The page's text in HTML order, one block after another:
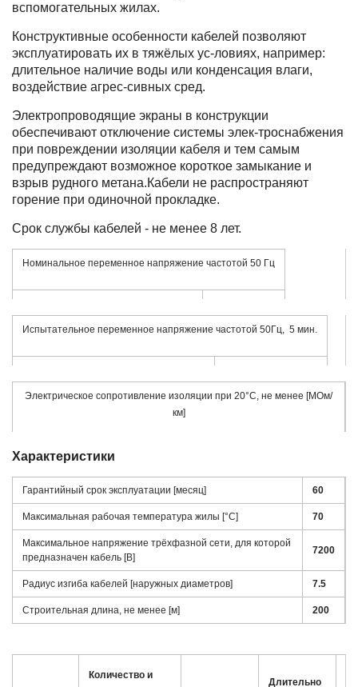
вспомогательных жилах.
Конструктивные особенности кабелей позволяют
эксплуатировать их в тяжёлых ус-ловиях, например:
длительное наличие воды или конденсация влаги,
воздействие агрес-сивных сред.
Электропроводящие экраны в конструкции
обеспечивают отключение системы элек-троснабжения
при повреждении изоляции кабеля и тем самым
предупреждают возможное короткое замыкание и
взрыв рудного метана.Кабели не распространяют
горение при одиночной прокладке.
Срок службы кабелей - не менее 8 лет.
Номинальное переменное напряжение частотой 50 Гц
Испытательное переменное напряжение частотой 50Гц, 5 мин.
Электрическое сопротивление изоляции при 20°С, не менее [МОм/
км]
основных жил
вспомогательных жил
10
Характеристики
Гарантийный срок эксплуатации [месяц] 60
Максимальная рабочая температура жилы [°С] 70
Максимальное напряжение трёхфазной сети, для которой
предназначен кабель [В]
7200
Радиус изгиба кабелей [наружных диаметров] 7.5
Строительная длина, не менее [м] 200
Количество и
Длительно